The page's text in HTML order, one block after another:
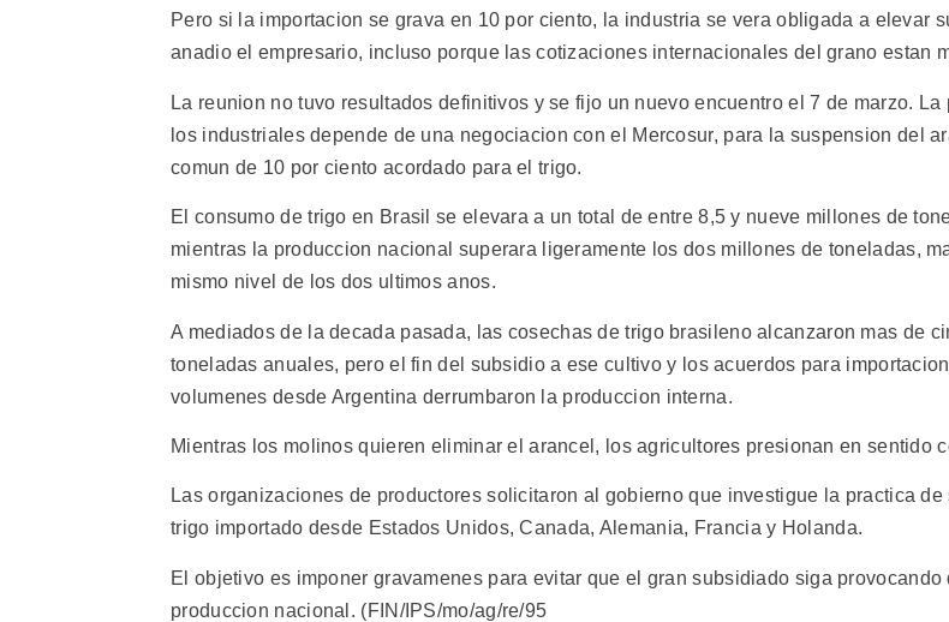
Pero si la importacion se grava en 10 por ciento, la industria se vera obligada a elevar
anadio el empresario, incluso porque las cotizaciones internacionales del grano estan
La reunion no tuvo resultados definitivos y se fijo un nuevo encuentro el 7 de marzo. La
los industriales depende de una negociacion con el Mercosur, para la suspension del
comun de 10 por ciento acordado para el trigo.
El consumo de trigo en Brasil se elevara a un total de entre 8,5 y nueve millones de
mientras la produccion nacional superara ligeramente los dos millones de toneladas,
mismo nivel de los dos ultimos anos.
A mediados de la decada pasada, las cosechas de trigo brasileno alcanzaron mas de
toneladas anuales, pero el fin del subsidio a ese cultivo y los acuerdos para
volumenes desde Argentina derrumbaron la produccion interna.
Mientras los molinos quieren eliminar el arancel, los agricultores presionan en sentido
Las organizaciones de productores solicitaron al gobierno que investigue la practica de
trigo importado desde Estados Unidos, Canada, Alemania, Francia y Holanda.
El objetivo es imponer gravamenes para evitar que el gran subsidiado siga provocando
produccion nacional. (FIN/IPS/mo/ag/re/95